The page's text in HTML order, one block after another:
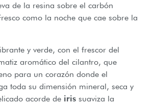
de la resina sobre el carbón
como la noche que cae sobre la
y verde, con el frescor del
aromático del cilantro, que
para un corazón donde el
toda su dimensión mineral, seca y
acorde de iris suaviza la